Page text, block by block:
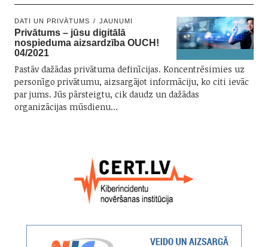
DATI UN PRIVĀTUMS JAUNUMI
Privātums – jūsu digitālā
nospieduma aizsardzība OUCH!
04/2021
Pastāv dažādas privātuma definīcijas. Koncentrēsimies uz
personīgo privātumu, aizsargājot informāciju, ko citi ievāc
par jums. Jūs pārsteigtu, cik daudz un dažādas
organizācijas mūsdienu…